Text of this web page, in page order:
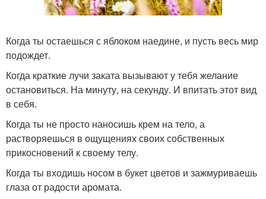
Когда ты остаешься с яблоком наедине, и пусть весь мир
подождет.
Когда краткие лучи заката вызывают у тебя желание
остановиться. На минуту, на секунду. И впитать этот вид
в себя.
Когда ты не просто наносишь крем на тело, а
растворяешься в ощущениях своих собственных
прикосновений к своему телу.
Когда ты входишь носом в букет цветов и зажмуриваешь
глаза от радости аромата.